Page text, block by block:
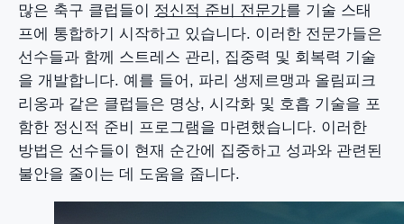
많은 축구 클럽들이 정신적 준비 전문가를 기술 스태
프에 통합하기 시작하고 있습니다. 이러한 전문가들은
선수들과 함께 스트레스 관리, 집중력 및 회복력 기술
을 개발합니다. 예를 들어, 파리 생제르맹과 올림피크
리옹과 같은 클럽들은 명상, 시각화 및 호흡 기술을 포
함한 정신적 준비 프로그램을 마련했습니다. 이러한
방법은 선수들이 현재 순간에 집중하고 성과와 관련된
불안을 줄이는 데 도움을 줍니다.